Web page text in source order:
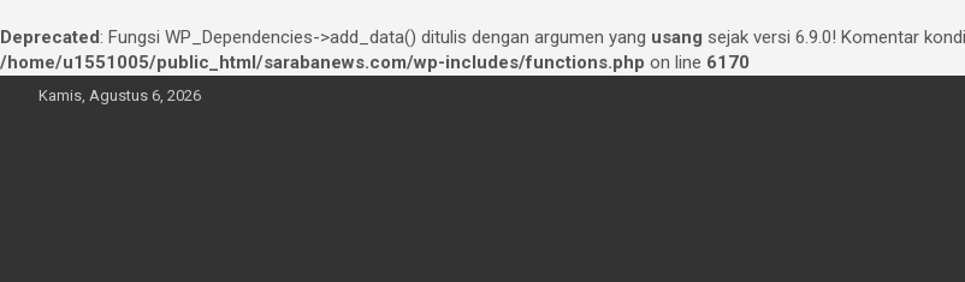
Deprecated: Fungsi WP_Dependencies->add_data() ditulis dengan argumen yang usang sejak versi 6.9.0! Komentar
/home/u1551005/public_html/sarabanews.com/wp-includes/functions.php on line 6170
Kamis, Agustus 6, 2026